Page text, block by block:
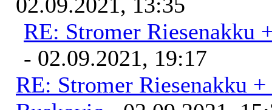
RE: Stromer Riesenakku
- 02.09.2021, 19:17
RE: Stromer Riesenakku